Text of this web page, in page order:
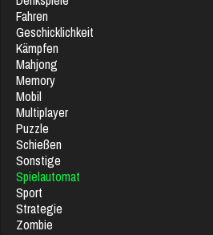
Fahren
Geschicklichkeit
Kämpfen
Mahjong
Memory
Mobil
Multiplayer
Puzzle
Schießen
Sonstige
Spielautomat
Sport
Strategie
Zombie